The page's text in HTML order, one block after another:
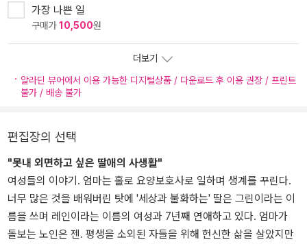
가장 나쁜 일
구매가10,500원
더보기
알라딘 뷰어에서 이용 가능한 디지털상품 / 다운로드 후 이용 권장 / 프린트
불가 / 배송 불가
편집장의 선택
"못내 외면하고 싶은 딸애의 사생활"
여성들의 이야기. 엄마는 홀로 요양보호사로 일하며 생계를 꾸린다.
너무 많은 것을 배워버린 탓에 '세상과 불화하는' 딸은 그린이라는 이
름을 쓰며 레인이라는 이름의 여성과 7년째 연애하고 있다. 엄마가
돌보는 노인은 젠. 평생을 소외된 자들을 위해 헌신한 삶을 살았지만